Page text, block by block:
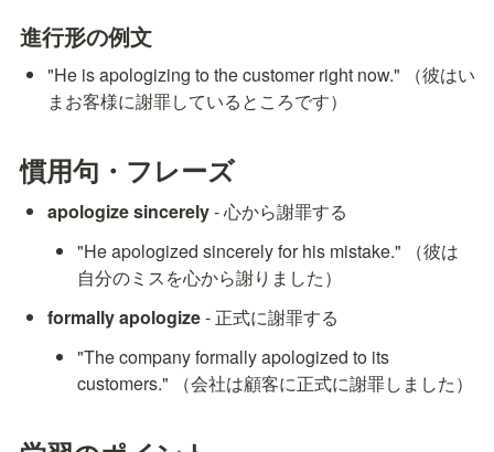
進行形の例文
"He is apologizing to the customer right now." （彼はい
まお客様に謝罪しているところです）
慣用句・フレーズ
apologize sincerely - 心から謝罪する
"He apologized sincerely for his mistake." （彼は
自分のミスを心から謝りました）
formally apologize - 正式に謝罪する
"The company formally apologized to its
customers." （会社は顧客に正式に謝罪しました）